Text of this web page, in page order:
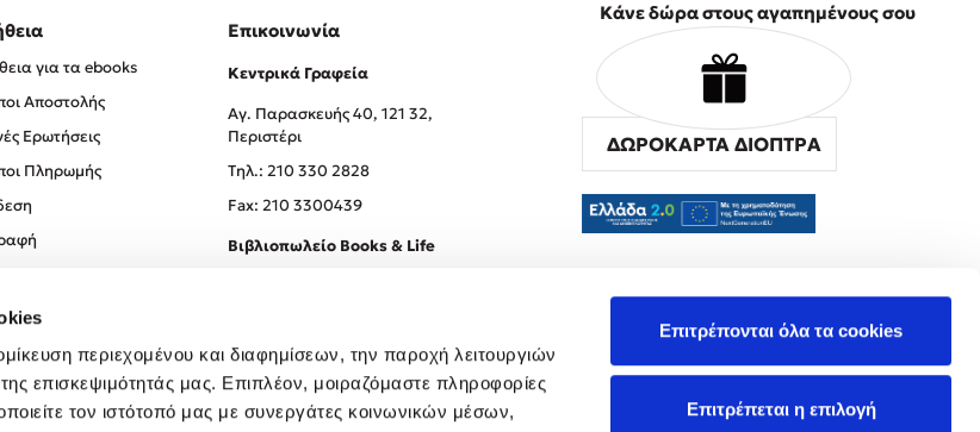
περιεχομένου και διαφημίσεων, την παροχή λειτουργιών
επισκεψιμότητάς μας. Επιπλέον, μοιραζόμαστε πληροφορίες
τον ιστότοπό μας με συνεργάτες κοινωνικών μέσων,
Επιτρέπονται όλα τα cookies
Επιτρέπεται η επιλογή
για τα ebooks
Αποστολής
Ερωτήσεις
Πληρωμής
Επικοινωνία
Κεντρικά Γραφεία
Αγ. Παρασκευής 40, 121 32,
Περιστέρι
Tηλ.: 210 330 2828
Fax: 210 3300439
Βιβλιοπωλείο Books & Life
Κάνε δώρα στους αγαπημένους σου
ΔΩΡΟΚΑΡΤΑ ΔΙΟΠΤΡΑ